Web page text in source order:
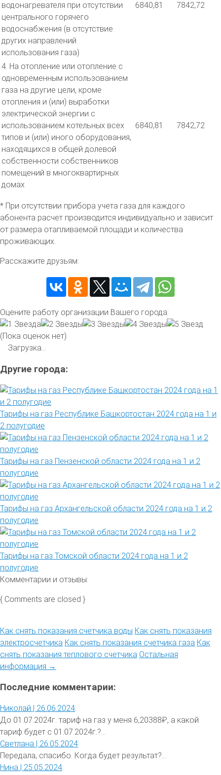
водонагревателя при отсутствии
центрального горячего
водоснабжения (в отсутствие
других направлений
использования газа)
6840,81 7842,72
4. На отопление или отопление с
одновременным использованием
газа на другие цели, кроме
отопления и (или) выработки
электрической энергии с
использованием котельных всех
типов и (или) иного оборудования,
находящихся в общей долевой
собственности собственников
помещений в многоквартирных
домах
6840,81 7842,72
* При отсутствии прибора учета газа для каждого
абонента расчет производится индивидуально и зависит
от размера отапливаемой площади и количества
проживающих.
Расскажите друзьям:
Оцените работу организации Вашего города:
(Пока оценок нет)
Загрузка...
Другие города:
Тарифы на газ Республике Башкортостан 2024 года на 1 и
2 полугодие
Тарифы на газ Пензенской области 2024 года на 1 и 2
полугодие
Тарифы на газ Архангельской области 2024 года на 1 и 2
полугодие
Тарифы на газ Томской области 2024 года на 1 и 2
полугодие
Комментарии и отзывы:
{ Comments are closed }
Как снять показания счетчика воды Как снять показания
электросчетчика Как снять показания счетчика газа Как
снять показания теплового счетчика Остальная
информация →
Последние комментарии:
Николай | 26.06.2024:
До 01.07.2024г. тариф на газ у меня 6,20388₽, а какой
тариф будет с 01.07.2024г.?...
Светлана | 26.05.2024:
Передала, спасибо. Когда будет результат?...
Нина | 25.05.2024: